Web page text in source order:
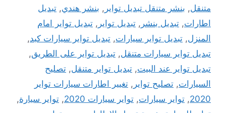
متنقل, بنشر متنقل تبديل تواير , بنشر هندي, تبديل
اطارات, تبديل بنشر , تبديل تواير , تبديل تواير امام
المنزل, تبديل تواير سيارات, تبديل تواير سيارات كبد,
تبديل تواير سيارات متنقل, تبديل تواير على الطريق,
تبديل تواير عند البيت, تبديل تواير متنقل, تصليح
السيارات, تصليح تواير , تغيير اطارات سيارات تواير
2020
, تواير سيارات, تواير سيارات 2020 , تواير سيارة,